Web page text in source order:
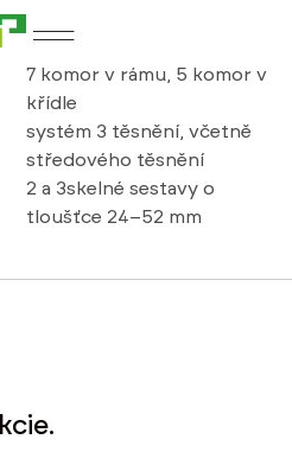
7 komor v rámu, 5 komor v
křídle
systém 3 těsnění, včetně
středového těsnění
2 a 3skelné sestavy o
tloušťce 24–52 mm